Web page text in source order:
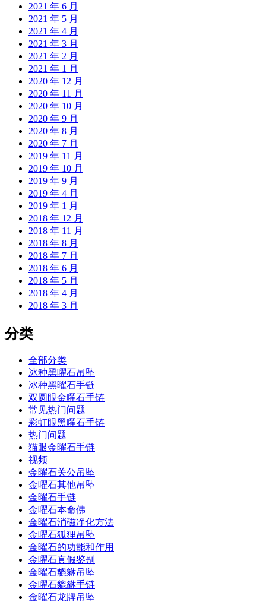
2021 年 6 月
2021 年 5 月
2021 年 4 月
2021 年 3 月
2021 年 2 月
2021 年 1 月
2020 年 12 月
2020 年 11 月
2020 年 10 月
2020 年 9 月
2020 年 8 月
2020 年 7 月
2019 年 11 月
2019 年 10 月
2019 年 9 月
2019 年 4 月
2019 年 1 月
2018 年 12 月
2018 年 11 月
2018 年 8 月
2018 年 7 月
2018 年 6 月
2018 年 5 月
2018 年 4 月
2018 年 3 月
分类
全部分类
冰种黑曜石吊坠
冰种黑曜石手链
双圆眼金曜石手链
常见热门问题
彩虹眼黑曜石手链
热门问题
猫眼金曜石手链
视频
金曜石关公吊坠
金曜石其他吊坠
金曜石手链
金曜石本命佛
金曜石消磁净化方法
金曜石狐狸吊坠
金曜石的功能和作用
金曜石真假鉴别
金曜石貔貅吊坠
金曜石貔貅手链
金曜石龙牌吊坠